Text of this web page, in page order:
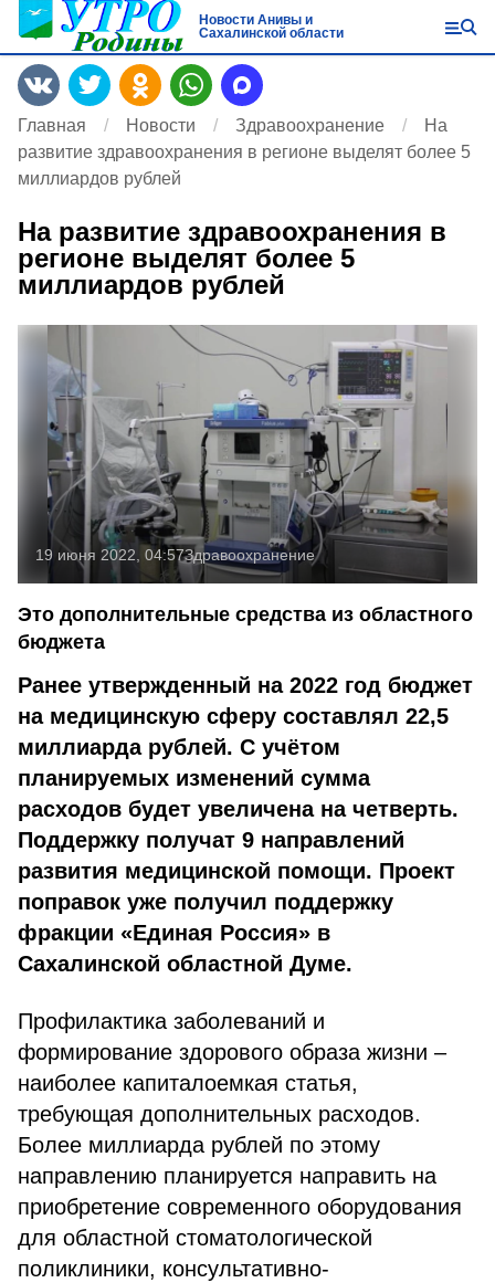
Новости Анивы и
Сахалинской области
Главная Новости Здравоохранение
На
развитие здравоохранения в регионе выделят более 5
миллиардов рублей
На развитие здравоохранения в
регионе выделят более 5
миллиардов рублей
19 июня 2022, 04:57Здравоохранение
Это дополнительные средства из областного
бюджета
Ранее утвержденный на 2022 год бюджет
на медицинскую сферу составлял 22,5
миллиарда рублей. С учётом
планируемых изменений сумма
расходов будет увеличена на четверть.
Поддержку получат 9 направлений
развития медицинской помощи. Проект
поправок уже получил поддержку
фракции «Единая Россия» в
Сахалинской областной Думе.
Профилактика заболеваний и
формирование здорового образа жизни –
наиболее капиталоемкая статья,
требующая дополнительных расходов.
Более миллиарда рублей по этому
направлению планируется направить на
приобретение современного оборудования
для областной стоматологической
поликлиники, консультативно-